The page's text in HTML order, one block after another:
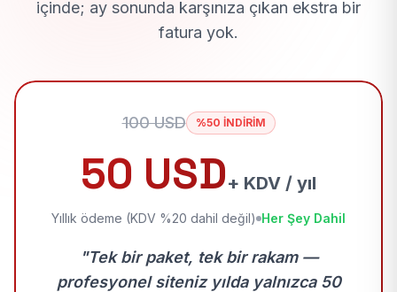
içinde; ay sonunda karşınıza çıkan ekstra bir
fatura yok.
100 USD %50 İNDİRİM
50 USD+ KDV / yıl
Yıllık ödeme (KDV %20 dahil değil) Her Şey Dahil
"Tek bir paket, tek bir rakam —
profesyonel siteniz yılda yalnızca 50